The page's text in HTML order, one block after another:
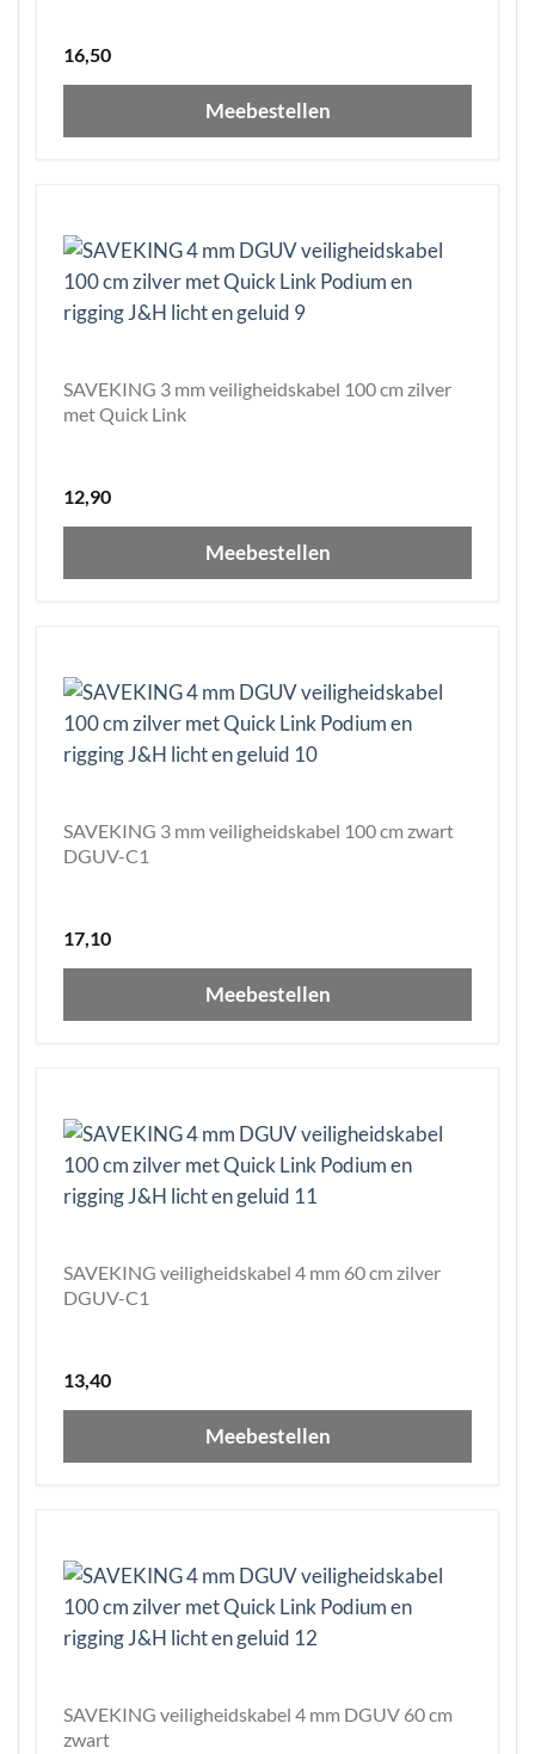
16,50
Meebestellen
SAVEKING 3 mm veiligheidskabel 100 cm zilver
met Quick Link
12,90
Meebestellen
SAVEKING 3 mm veiligheidskabel 100 cm zwart
DGUV-C1
17,10
Meebestellen
SAVEKING veiligheidskabel 4 mm 60 cm zilver
DGUV-C1
13,40
Meebestellen
SAVEKING veiligheidskabel 4 mm DGUV 60 cm
zwart